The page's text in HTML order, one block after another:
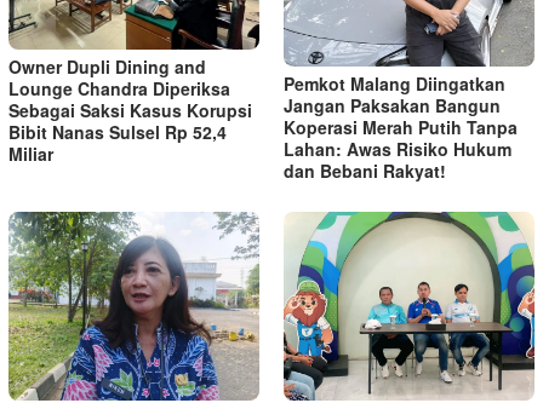
Owner Dupli Dining and
Lounge Chandra Diperiksa
Sebagai Saksi Kasus Korupsi
Bibit Nanas Sulsel Rp 52,4
Miliar
Pemkot Malang Diingatkan
Jangan Paksakan Bangun
Koperasi Merah Putih Tanpa
Lahan: Awas Risiko Hukum
dan Bebani Rakyat!